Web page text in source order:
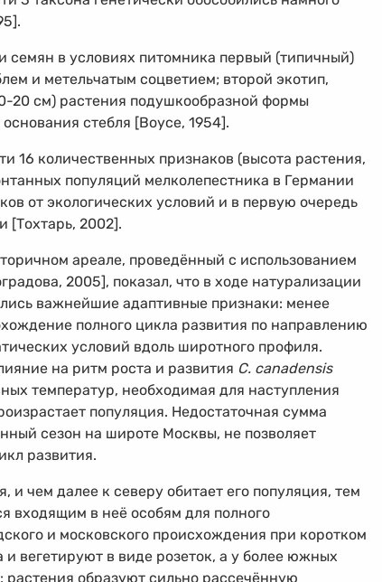
в условиях питомника первый (типичный)
и метельчатым соцветием; второй экотип,
20 см) растения подушкообразной формы
стебля [Boyсе, 1954].
16 количественных признаков (высота растения,
популяций мелколепестника в Германии
от экологических условий и в первую очередь
[Тохтарь, 2002].
ареале, проведённый с использованием
2005], показал, что в ходе натурализации
важнейшие адаптивные признаки: менее
полного цикла развития по направлению
условий вдоль широтного профиля.
на ритм роста и развития C. canadensis
температур, необходимая для наступления
популяция. Недостаточная сумма
сезон на широте Москвы, не позволяет
развития.
чем далее к северу обитает его популяция, тем
входящим в неё особям для полного
и московского происхождения при коротком
вегетируют в виде розеток, а у более южных
образуют сильно рассечённую